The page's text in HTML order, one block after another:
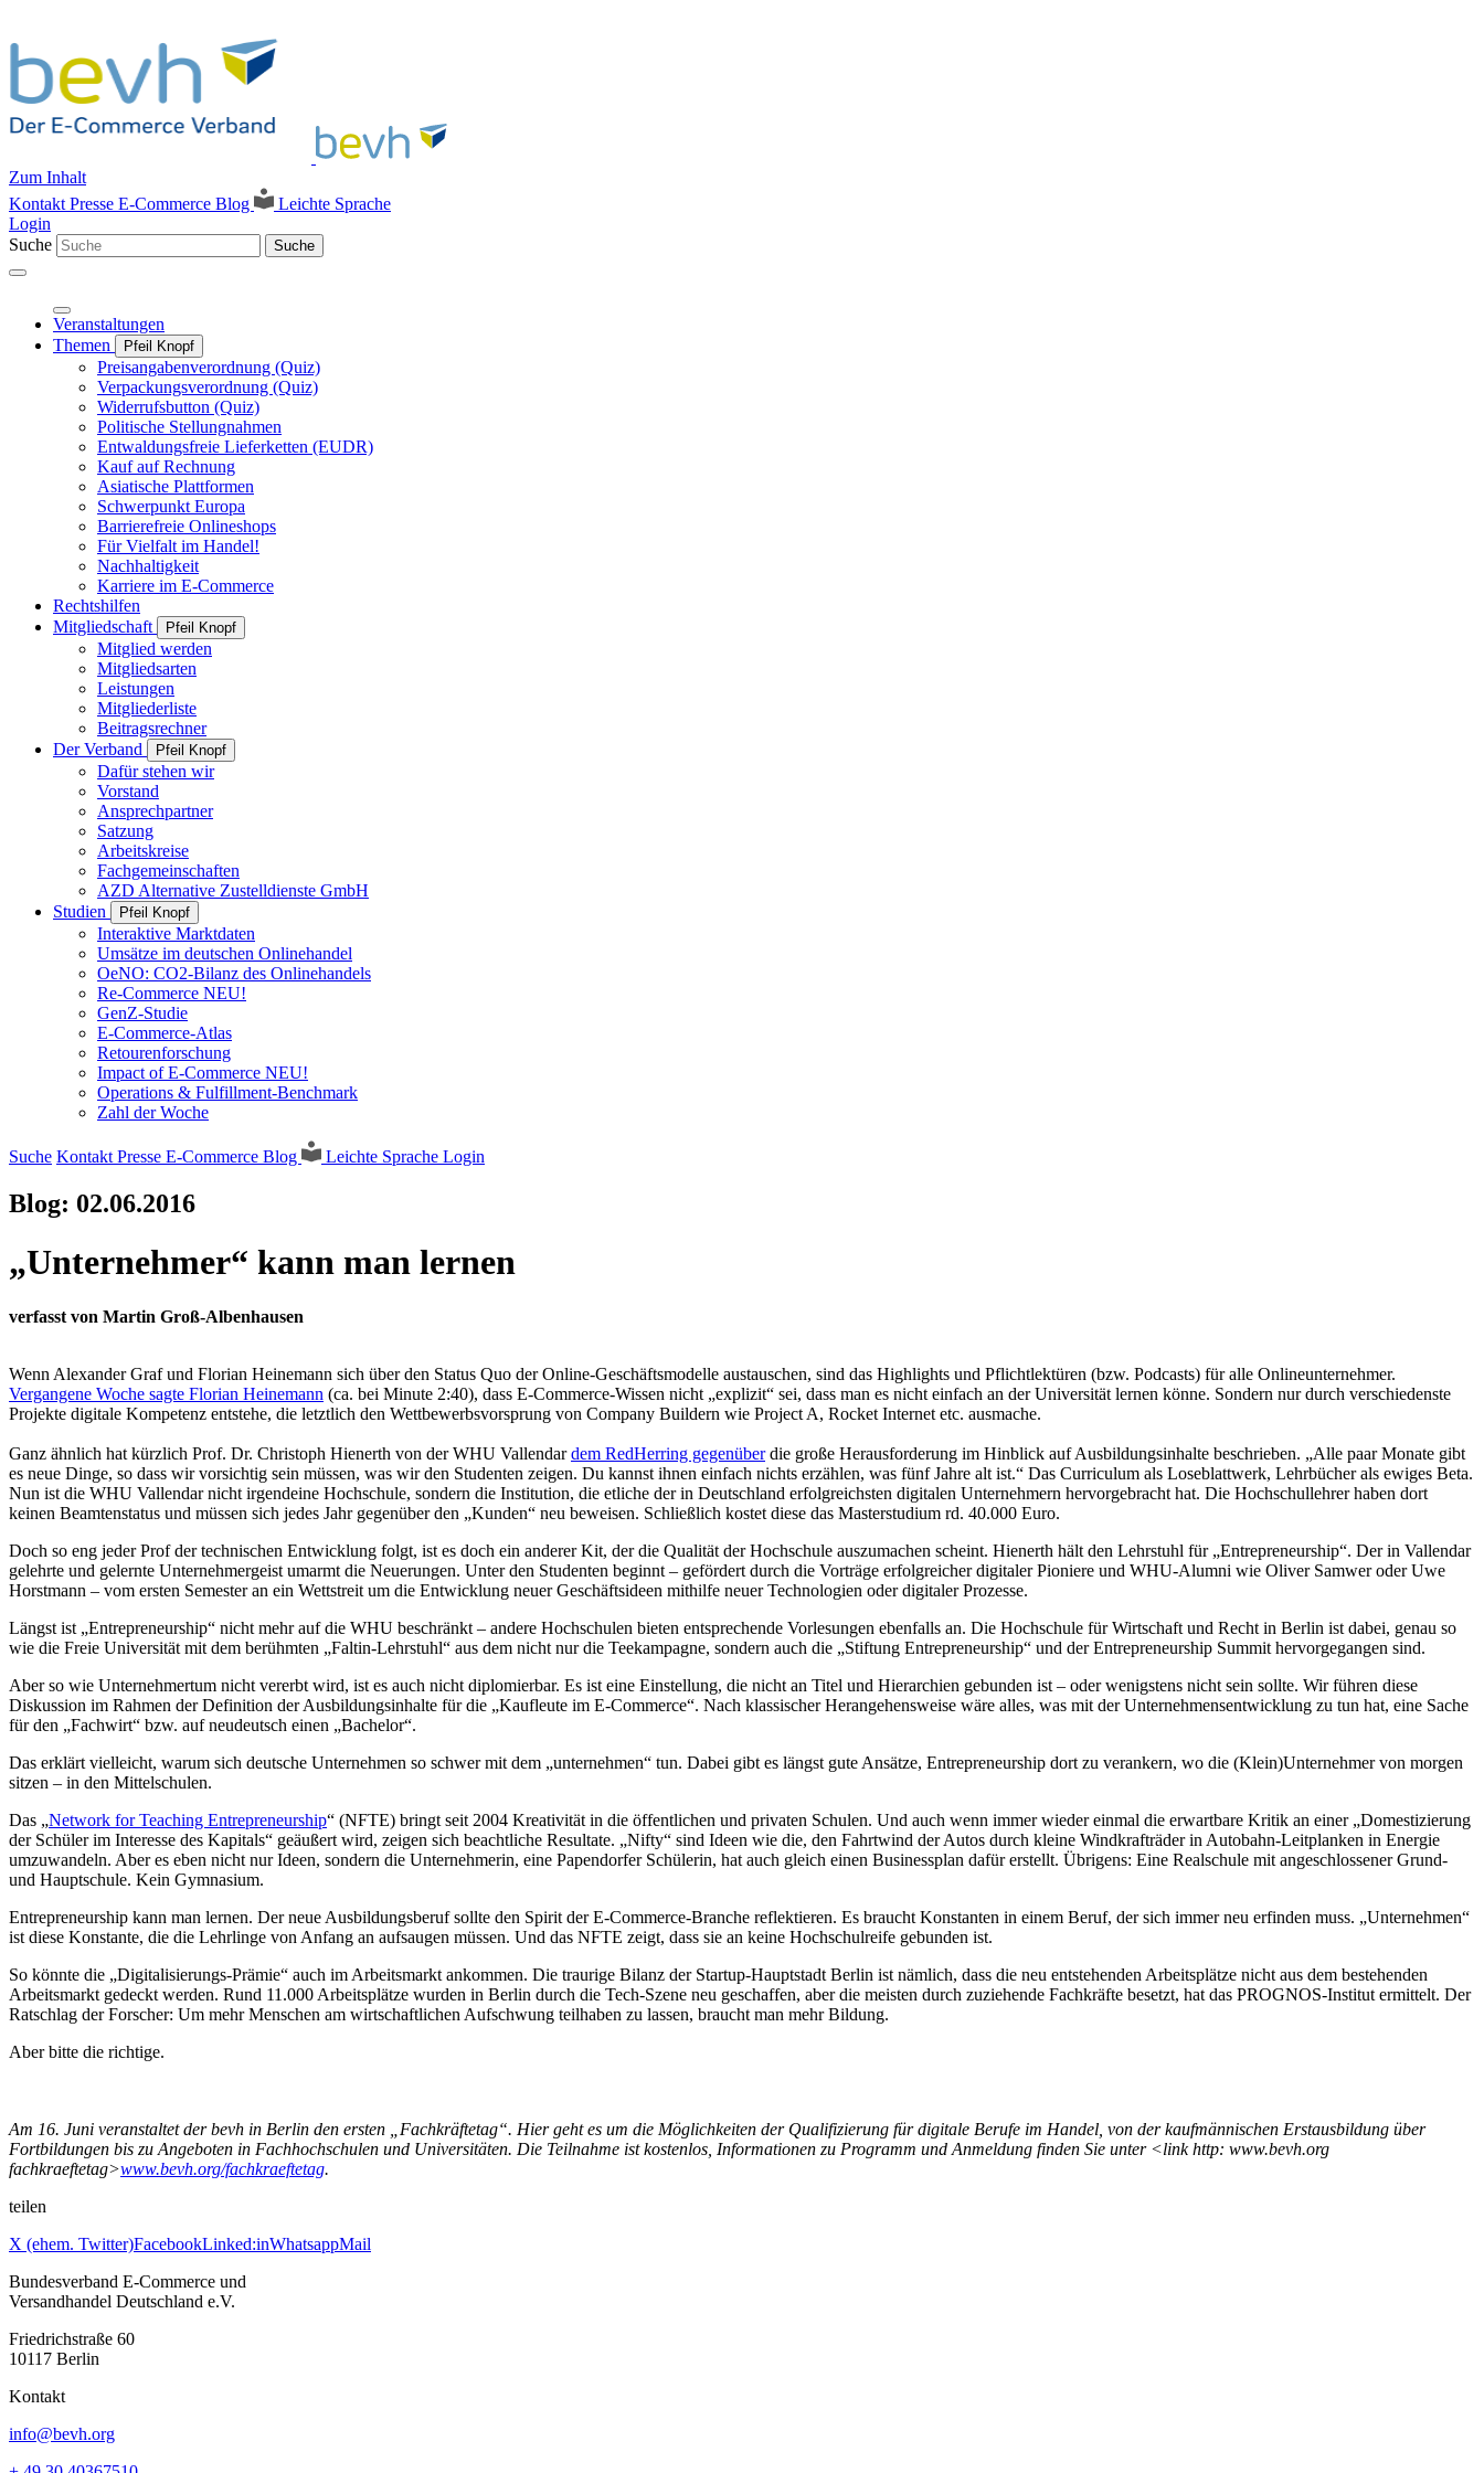
Zum Inhalt
Kontakt Presse E-Commerce Blog
Leichte Sprache
Login
Suche
Suche
Veranstaltungen
Themen
Pfeil Knopf
Preisangabenverordnung (Quiz)
Verpackungsverordnung (Quiz)
Widerrufsbutton (Quiz)
Politische Stellungnahmen
Entwaldungsfreie Lieferketten (EUDR)
Kauf auf Rechnung
Asiatische Plattformen
Schwerpunkt Europa
Barrierefreie Onlineshops
Für Vielfalt im Handel!
Nachhaltigkeit
Karriere im E-Commerce
Rechtshilfen
Mitgliedschaft
Pfeil Knopf
Mitglied werden
Mitgliedsarten
Leistungen
Mitgliederliste
Beitragsrechner
Der Verband
Pfeil Knopf
Dafür stehen wir
Vorstand
Ansprechpartner
Satzung
Arbeitskreise
Fachgemeinschaften
AZD Alternative Zustelldienste GmbH
Studien
Pfeil Knopf
Interaktive Marktdaten
Umsätze im deutschen Onlinehandel
OeNO: CO2-Bilanz des Onlinehandels
Re-Commerce NEU!
GenZ-Studie
E-Commerce-Atlas
Retourenforschung
Impact of E-Commerce NEU!
Operations & Fulfillment-Benchmark
Zahl der Woche
Suche Kontakt Presse E-Commerce Blog Leichte Sprache Login
Blog: 02.06.2016
„Unternehmer“ kann man lernen
verfasst von Martin Groß-Albenhausen
Wenn Alexander Graf und Florian Heinemann sich über den Status Quo der Online-Geschäftsmodelle austauschen, sind das Highlights und Pflichtlektüren (bzw. Podcasts) für alle Onlineunternehmer.
Vergangene Woche sagte Florian Heinemann (ca. bei Minute 2:40), dass E-Commerce-Wissen nicht „explizit“ sei, dass man es nicht einfach an der Universität lernen könne. Sondern nur durch verschiedenste
Projekte digitale Kompetenz entstehe, die letztlich den Wettbewerbsvorsprung von Company Buildern wie Project A, Rocket Internet etc. ausmache.
Ganz ähnlich hat kürzlich Prof. Dr. Christoph Hienerth von der WHU Vallendardem RedHerring gegenüberdie große Herausforderung im Hinblick auf Ausbildungsinhalte beschrieben. „Alle paar Monate gibt
es neue Dinge, so dass wir vorsichtig sein müssen, was wir den Studenten zeigen. Du kannst ihnen einfach nichts erzählen, was fünf Jahre alt ist.“ Das Curriculum als Loseblattwerk, Lehrbücher als ewiges Beta.
Nun ist die WHU Vallendar nicht irgendeine Hochschule, sondern die Institution, die etliche der in Deutschland erfolgreichsten digitalen Unternehmern hervorgebracht hat. Die Hochschullehrer haben dort
keinen Beamtenstatus und müssen sich jedes Jahr gegenüber den „Kunden“ neu beweisen. Schließlich kostet diese das Masterstudium rd. 40.000 Euro.
Doch so eng jeder Prof der technischen Entwicklung folgt, ist es doch ein anderer Kit, der die Qualität der Hochschule auszumachen scheint. Hienerth hält den Lehrstuhl für „Entrepreneurship“. Der in Vallendar
gelehrte und gelernte Unternehmergeist umarmt die Neuerungen. Unter den Studenten beginnt – gefördert durch die Vorträge erfolgreicher digitaler Pioniere und WHU-Alumni wie Oliver Samwer oder Uwe
Horstmann – vom ersten Semester an ein Wettstreit um die Entwicklung neuer Geschäftsideen mithilfe neuer Technologien oder digitaler Prozesse.
Längst ist „Entrepreneurship“ nicht mehr auf die WHU beschränkt – andere Hochschulen bieten entsprechende Vorlesungen ebenfalls an. Die Hochschule für Wirtschaft und Recht in Berlin ist dabei, genau so
wie die Freie Universität mit dem berühmten „Faltin-Lehrstuhl“ aus dem nicht nur die Teekampagne, sondern auch die „Stiftung Entrepreneurship“ und der Entrepreneurship Summit hervorgegangen sind.
Aber so wie Unternehmertum nicht vererbt wird, ist es auch nicht diplomierbar. Es ist eine Einstellung, die nicht an Titel und Hierarchien gebunden ist – oder wenigstens nicht sein sollte. Wir führen diese
Diskussion im Rahmen der Definition der Ausbildungsinhalte für die „Kaufleute im E-Commerce“. Nach klassischer Herangehensweise wäre alles, was mit der Unternehmensentwicklung zu tun hat, eine Sache
für den „Fachwirt“ bzw. auf neudeutsch einen „Bachelor“.
Das erklärt vielleicht, warum sich deutsche Unternehmen so schwer mit dem „unternehmen“ tun. Dabei gibt es längst gute Ansätze, Entrepreneurship dort zu verankern, wo die (Klein)Unternehmer von morgen
sitzen – in den Mittelschulen.
Das „Network for Teaching Entrepreneurship“ (NFTE) bringt seit 2004 Kreativität in die öffentlichen und privaten Schulen. Und auch wenn immer wieder einmal die erwartbare Kritik an einer „Domestizierung
der Schüler im Interesse des Kapitals“ geäußert wird, zeigen sich beachtliche Resultate. „Nifty“ sind Ideen wie die, den Fahrtwind der Autos durch kleine Windkrafträder in Autobahn-Leitplanken in Energie
umzuwandeln. Aber es eben nicht nur Ideen, sondern die Unternehmerin, eine Papendorfer Schülerin, hat auch gleich einen Businessplan dafür erstellt. Übrigens: Eine Realschule mit angeschlossener Grund-
und Hauptschule. Kein Gymnasium.
Entrepreneurship kann man lernen. Der neue Ausbildungsberuf sollte den Spirit der E-Commerce-Branche reflektieren. Es braucht Konstanten in einem Beruf, der sich immer neu erfinden muss. „Unternehmen“
ist diese Konstante, die die Lehrlinge von Anfang an aufsaugen müssen. Und das NFTE zeigt, dass sie an keine Hochschulreife gebunden ist.
So könnte die „Digitalisierungs-Prämie“ auch im Arbeitsmarkt ankommen. Die traurige Bilanz der Startup-Hauptstadt Berlin ist nämlich, dass die neu entstehenden Arbeitsplätze nicht aus dem bestehenden
Arbeitsmarkt gedeckt werden. Rund 11.000 Arbeitsplätze wurden in Berlin durch die Tech-Szene neu geschaffen, aber die meisten durch zuziehende Fachkräfte besetzt, hat das PROGNOS-Institut ermittelt. Der
Ratschlag der Forscher: Um mehr Menschen am wirtschaftlichen Aufschwung teilhaben zu lassen, braucht man mehr Bildung.
Aber bitte die richtige.
Am 16. Juni veranstaltet der bevh in Berlin den ersten „Fachkräftetag“. Hier geht es um die Möglichkeiten der Qualifizierung für digitale Berufe im Handel, von der kaufmännischen Erstausbildung über
Fortbildungen bis zu Angeboten in Fachhochschulen und Universitäten. Die Teilnahme ist kostenlos, Informationen zu Programm und Anmeldung finden Sie unter <link http: www.bevh.org
fachkraeftetag>www.bevh.org/fachkraeftetag.
teilen
X (ehem. Twitter)FacebookLinked:inWhatsappMail
Bundesverband E-Commerce und
Versandhandel Deutschland e.V.
Friedrichstraße 60
10117 Berlin
Kontakt
info@bevh.org